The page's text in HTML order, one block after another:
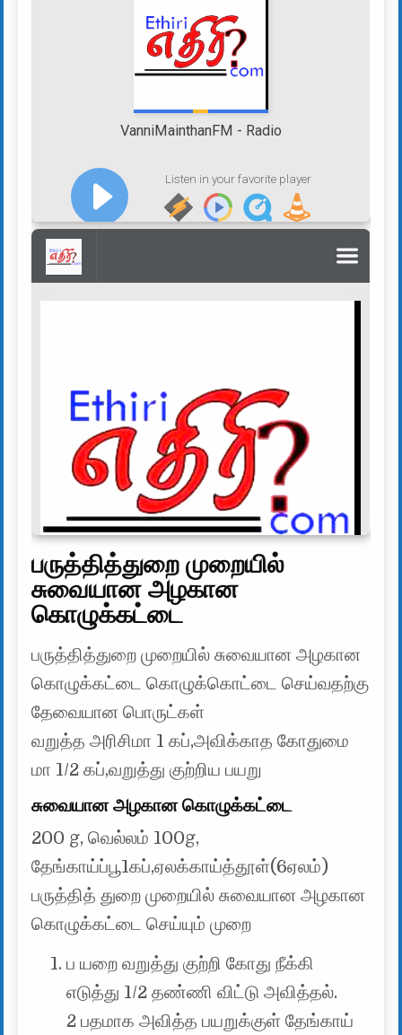
பருத்தித்துறை முறையில்
சுவையான அழகான
கொழுக்கட்டை
பருத்தித்துறை முறையில் சுவையான அழகான
கொழுக்கட்டை கொழுக்கொட்டை செய்வதற்கு
தேவையான பொருட்கள்
வறுத்த அரிசிமா 1 கப்,அவிக்காத கோதுமை
மா 1/2 கப்,வறுத்து குற்றிய பயறு
சுவையான அழகான கொழுக்கட்டை
200 g, வெல்லம் 100g,
தேங்காய்ப்பூ1கப்,ஏலக்காய்த்தூள்(6ஏலம்)
பருத்தித் துறை முறையில் சுவையான அழகான
கொழுக்கட்டை செய்யும் முறை
ப யறை வறுத்து குற்றி கோது நீக்கி
எடுத்து 1/2 தண்ணி விட்டு அவித்தல்.
2 பதமாக அவித்த பயறுக்குள் தேங்காய்